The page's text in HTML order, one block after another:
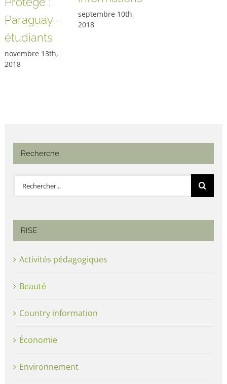
Paraguay –
étudiants
novembre 13th,
2018
septembre 10th,
2018
Recherche
Rechercher:
RISE
Activités pédagogiques
Beauté
Country information
Économie
Environnement